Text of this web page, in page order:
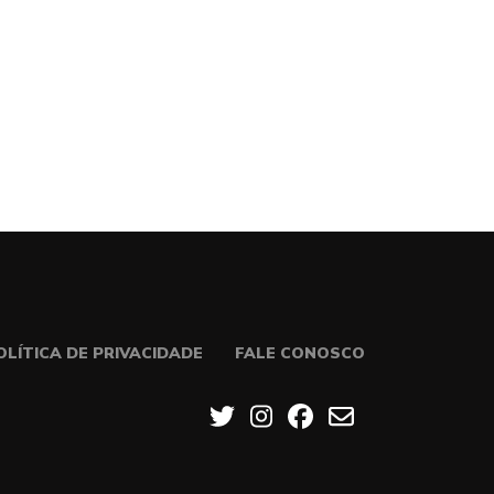
DE PRIVACIDADE FALE CONOSCO